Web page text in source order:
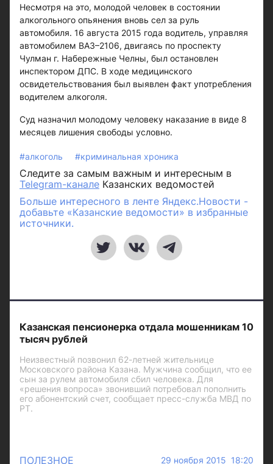
Несмотря на это, молодой человек в состоянии
алкогольного опьянения вновь сел за руль
автомобиля. 16 августа 2015 года водитель, управляя
автомобилем ВАЗ–2106, двигаясь по проспекту
Чулман г. Набережные Челны, был остановлен
инспектором ДПС. В ходе медицинского
освидетельствования был выявлен факт употребления
водителем алкоголя.
Суд назначил молодому человеку наказание в виде 8
месяцев лишения свободы условно.
#алкоголь #криминальная хроника
Следите за самым важным и интересным в
Telegram-канале Казанских ведомостей
Больше интересного в ленте Яндекс.Новости -
добавьте «Казанские ведомости» в избранные
источники.
Казанская пенсионерка отдала мошенникам 10
тысяч рублей
Неизвестный позвонил 62-летней жительнице
Московского района Казана. Мужчина сообщил, что ее
сын за рулем автомобиля сбил человека. Для
«решения вопроса» звонивший потребовал пополнить
его абонентский счет, сообщает пресс-служба МВД по
РТ.
ПОЛЕЗНОЕ 29 ноября 2015 18:20